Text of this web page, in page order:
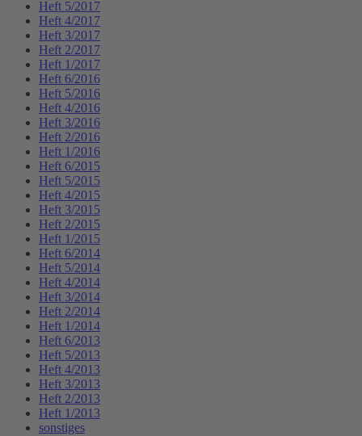
Heft 5/2017
Heft 4/2017
Heft 3/2017
Heft 2/2017
Heft 1/2017
Heft 6/2016
Heft 5/2016
Heft 4/2016
Heft 3/2016
Heft 2/2016
Heft 1/2016
Heft 6/2015
Heft 5/2015
Heft 4/2015
Heft 3/2015
Heft 2/2015
Heft 1/2015
Heft 6/2014
Heft 5/2014
Heft 4/2014
Heft 3/2014
Heft 2/2014
Heft 1/2014
Heft 6/2013
Heft 5/2013
Heft 4/2013
Heft 3/2013
Heft 2/2013
Heft 1/2013
sonstiges